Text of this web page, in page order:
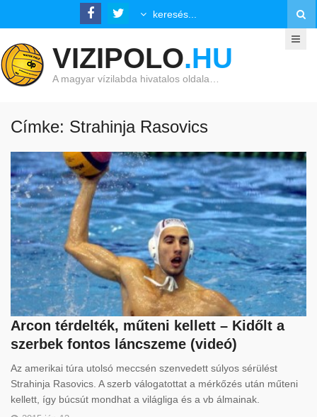
VIZIPOLO.HU
A magyar vízilabda hivatalos oldala…
Címke: Strahinja Rasovics
Arcon térdelték, műteni kellett – Kidőlt a
szerbek fontos láncszeme (videó)
Az amerikai túra utolsó meccsén szenvedett súlyos sérülést
Strahinja Rasovics. A szerb válogatottat a mérkőzés után műteni
kellett, így búcsút mondhat a világliga és a vb álmainak.